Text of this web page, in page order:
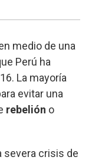
medio de una
Perú ha
La mayoría
evitar una
rebelión o
severa crisis de